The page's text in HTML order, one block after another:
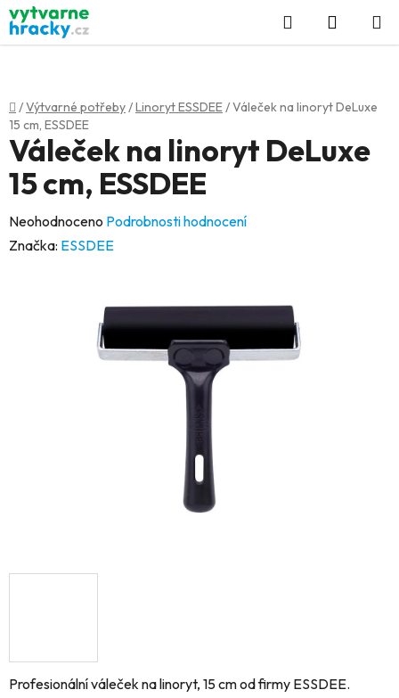
Přejít
na
obsah
Hledat
KOŠÍK
Domů
/Výtvarné potřeby/Linoryt ESSDEE/Váleček na linoryt DeLuxe
15 cm, ESSDEE
Profesionální váleček na linoryt, 15 cm od firmy ESSDEE.
Váleček na linoryt DeLuxe
15 cm, ESSDEE
Průměrné
hodnocení
Neohodnoceno Podrobnosti hodnocení
Značka: ESSDEE